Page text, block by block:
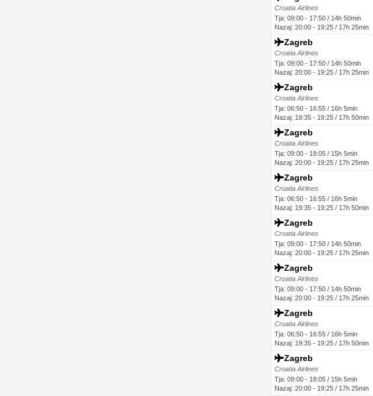
Croatia Airlines
Tja: 09:00 - 17:50 / 14h 50min
Nazaj: 20:00 - 19:25 / 17h 25min
Zagreb
Croatia Airlines
Tja: 09:00 - 17:50 / 14h 50min
Nazaj: 20:00 - 19:25 / 17h 25min
Zagreb
Croatia Airlines
Tja: 06:50 - 16:55 / 16h 5min
Nazaj: 19:35 - 19:25 / 17h 50min
Zagreb
Croatia Airlines
Tja: 09:00 - 18:05 / 15h 5min
Nazaj: 20:00 - 19:25 / 17h 25min
Zagreb
Croatia Airlines
Tja: 06:50 - 16:55 / 16h 5min
Nazaj: 19:35 - 19:25 / 17h 50min
Zagreb
Croatia Airlines
Tja: 09:00 - 17:50 / 14h 50min
Nazaj: 20:00 - 19:25 / 17h 25min
Zagreb
Croatia Airlines
Tja: 09:00 - 17:50 / 14h 50min
Nazaj: 20:00 - 19:25 / 17h 25min
Zagreb
Croatia Airlines
Tja: 06:50 - 16:55 / 16h 5min
Nazaj: 19:35 - 19:25 / 17h 50min
Zagreb
Croatia Airlines
Tja: 09:00 - 18:05 / 15h 5min
Nazaj: 20:00 - 19:25 / 17h 25min